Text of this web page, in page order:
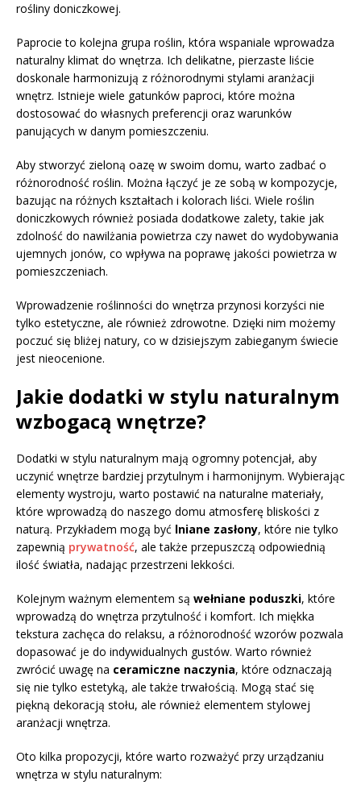
rośliny doniczkowej.
Paprocie to kolejna grupa roślin, która wspaniale wprowadza
naturalny klimat do wnętrza. Ich delikatne, pierzaste liście
doskonale harmonizują z różnorodnymi stylami aranżacji
wnętrz. Istnieje wiele gatunków paproci, które można
dostosować do własnych preferencji oraz warunków
panujących w danym pomieszczeniu.
Aby stworzyć zieloną oazę w swoim domu, warto zadbać o
różnorodność roślin. Można łączyć je ze sobą w kompozycje,
bazując na różnych kształtach i kolorach liści. Wiele roślin
doniczkowych również posiada dodatkowe zalety, takie jak
zdolność do nawilżania powietrza czy nawet do wydobywania
ujemnych jonów, co wpływa na poprawę jakości powietrza w
pomieszczeniach.
Wprowadzenie roślinności do wnętrza przynosi korzyści nie
tylko estetyczne, ale również zdrowotne. Dzięki nim możemy
poczuć się bliżej natury, co w dzisiejszym zabieganym świecie
jest nieocenione.
Jakie dodatki w stylu naturalnym
wzbogacą wnętrze?
Dodatki w stylu naturalnym mają ogromny potencjał, aby
uczynić wnętrze bardziej przytulnym i harmonijnym. Wybierając
elementy wystroju, warto postawić na naturalne materiały,
które wprowadzą do naszego domu atmosferę bliskości z
naturą. Przykładem mogą być lniane zasłony, które nie tylko
zapewnią prywatność, ale także przepuszczą odpowiednią
ilość światła, nadając przestrzeni lekkości.
Kolejnym ważnym elementem są wełniane poduszki, które
wprowadzą do wnętrza przytulność i komfort. Ich miękka
tekstura zachęca do relaksu, a różnorodność wzorów pozwala
dopasować je do indywidualnych gustów. Warto również
zwrócić uwagę na ceramiczne naczynia, które odznaczają
się nie tylko estetyką, ale także trwałością. Mogą stać się
piękną dekoracją stołu, ale również elementem stylowej
aranżacji wnętrza.
Oto kilka propozycji, które warto rozważyć przy urządzaniu
wnętrza w stylu naturalnym: